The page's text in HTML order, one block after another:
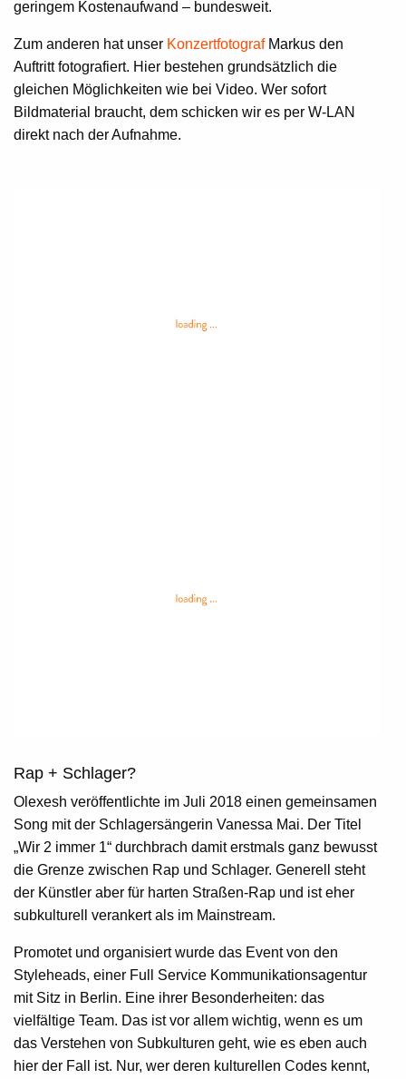
geringem Kostenaufwand – bundesweit.
Zum anderen hat unser KonzertfotografMarkus den
Auftritt fotografiert. Hier bestehen grundsätzlich die
gleichen Möglichkeiten wie bei Video. Wer sofort
Bildmaterial braucht, dem schicken wir es per W-LAN
direkt nach der Aufnahme.
Rap + Schlager?
Olexesh veröffentlichte im Juli 2018 einen gemeinsamen
Song mit der Schlagersängerin Vanessa Mai. Der Titel
„Wir 2 immer 1“ durchbrach damit erstmals ganz bewusst
die Grenze zwischen Rap und Schlager. Generell steht
der Künstler aber für harten Straßen-Rap und ist eher
subkulturell verankert als im Mainstream.
Promotet und organisiert wurde das Event von den
Styleheads, einer Full Service Kommunikationsagentur
mit Sitz in Berlin. Eine ihrer Besonderheiten: das
vielfältige Team. Das ist vor allem wichtig, wenn es um
das Verstehen von Subkulturen geht, wie es eben auch
hier der Fall ist. Nur, wer deren kulturellen Codes kennt,